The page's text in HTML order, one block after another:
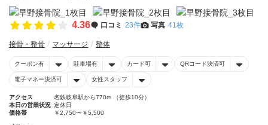
4.36 口コミ 23件 写真 41枚
接骨・整骨 マッサージ 整体
クーポン有 駐車場有 カード可 QRコード決済可
電子マネー決済可 女性スタッフ
アクセス
名鉄岐阜駅から770m （徒歩10分）
本日の営業状況 定休日
価格帯
￥2,750〜￥5,500